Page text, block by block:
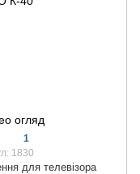
1
1830
для телевізора